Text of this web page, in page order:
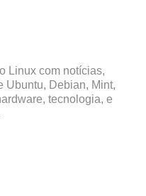
Linux com notícias,
Ubuntu, Debian, Mint,
tecnologia, e